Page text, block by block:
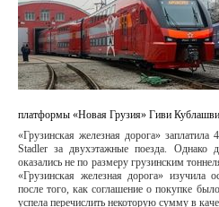
платформы «Новая Грузия» Гиви
«Грузинская железная дорога»
Stadler за двухэтажные поезда. Однако
оказались не по размеру грузинским
«Грузинская железная дорога» изучила
после того, как соглашение о покупке
успела перечислить некоторую сумму в